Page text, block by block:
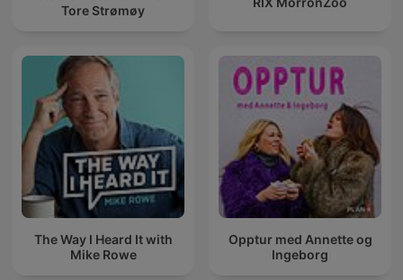
Tore Strømøy
The Way I Heard It with
Mike Rowe
Opptur med Annette og
Ingeborg